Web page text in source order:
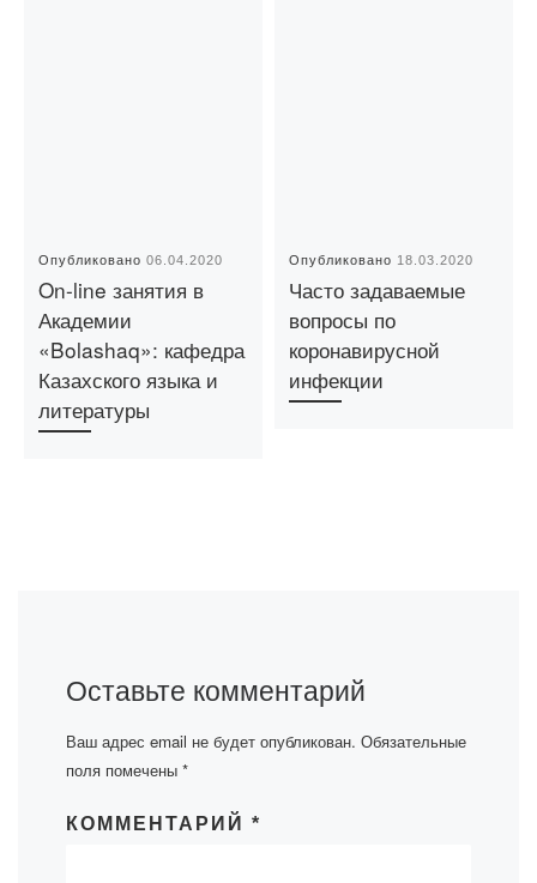
Опубликовано06.04.2020
On-line занятия в
Академии
«Bolashaq»: кафедра
Казахского языка и
литературы
Опубликовано 18.03.2020
Часто задаваемые
вопросы по
коронавирусной
инфекции
Оставьте комментарий
Ваш адрес email не будет опубликован. Обязательные
поля помечены *
КОММЕНТАРИЙ *